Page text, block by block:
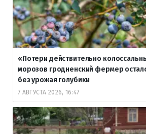
«Потери действительно
морозов гродненский фермер
без урожая голубики
7 АВГУСТА 2026, 16:47